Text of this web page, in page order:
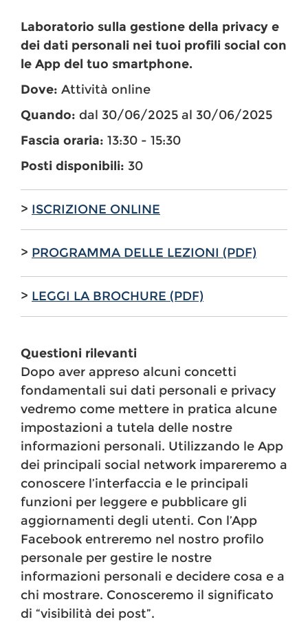
Laboratorio sulla gestione della privacy e
dei dati personali nei tuoi profili social con
le App del tuo smartphone.
Dove: Attività online
Quando: dal 30/06/2025 al 30/06/2025
Fascia oraria: 13:30 - 15:30
Posti disponibili: 30
> ISCRIZIONE ONLINE
> PROGRAMMA DELLE LEZIONI (PDF)
> LEGGI LA BROCHURE (PDF)
Questioni rilevanti
Dopo aver appreso alcuni concetti
fondamentali sui dati personali e privacy
vedremo come mettere in pratica alcune
impostazioni a tutela delle nostre
informazioni personali. Utilizzando le App
dei principali social network impareremo a
conoscere l’interfaccia e le principali
funzioni per leggere e pubblicare gli
aggiornamenti degli utenti. Con l’App
Facebook entreremo nel nostro profilo
personale per gestire le nostre
informazioni personali e decidere cosa e a
chi mostrare. Conosceremo il significato
di “visibilità dei post”.